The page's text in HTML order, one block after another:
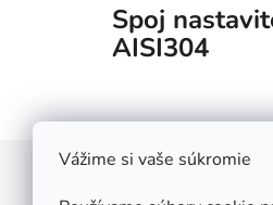
Vážime si vaše súkromie
Spoj
AISI304